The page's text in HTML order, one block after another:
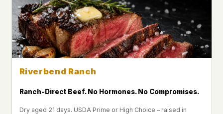
Riverbend Ranch
Ranch-Direct Beef. No Hormones. No Compromises.
Dry aged 21 days. USDA Prime or High Choice – raised in